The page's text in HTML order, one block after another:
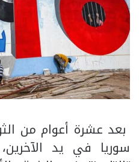
بعد عشرة أعوام من
سوريا في يد